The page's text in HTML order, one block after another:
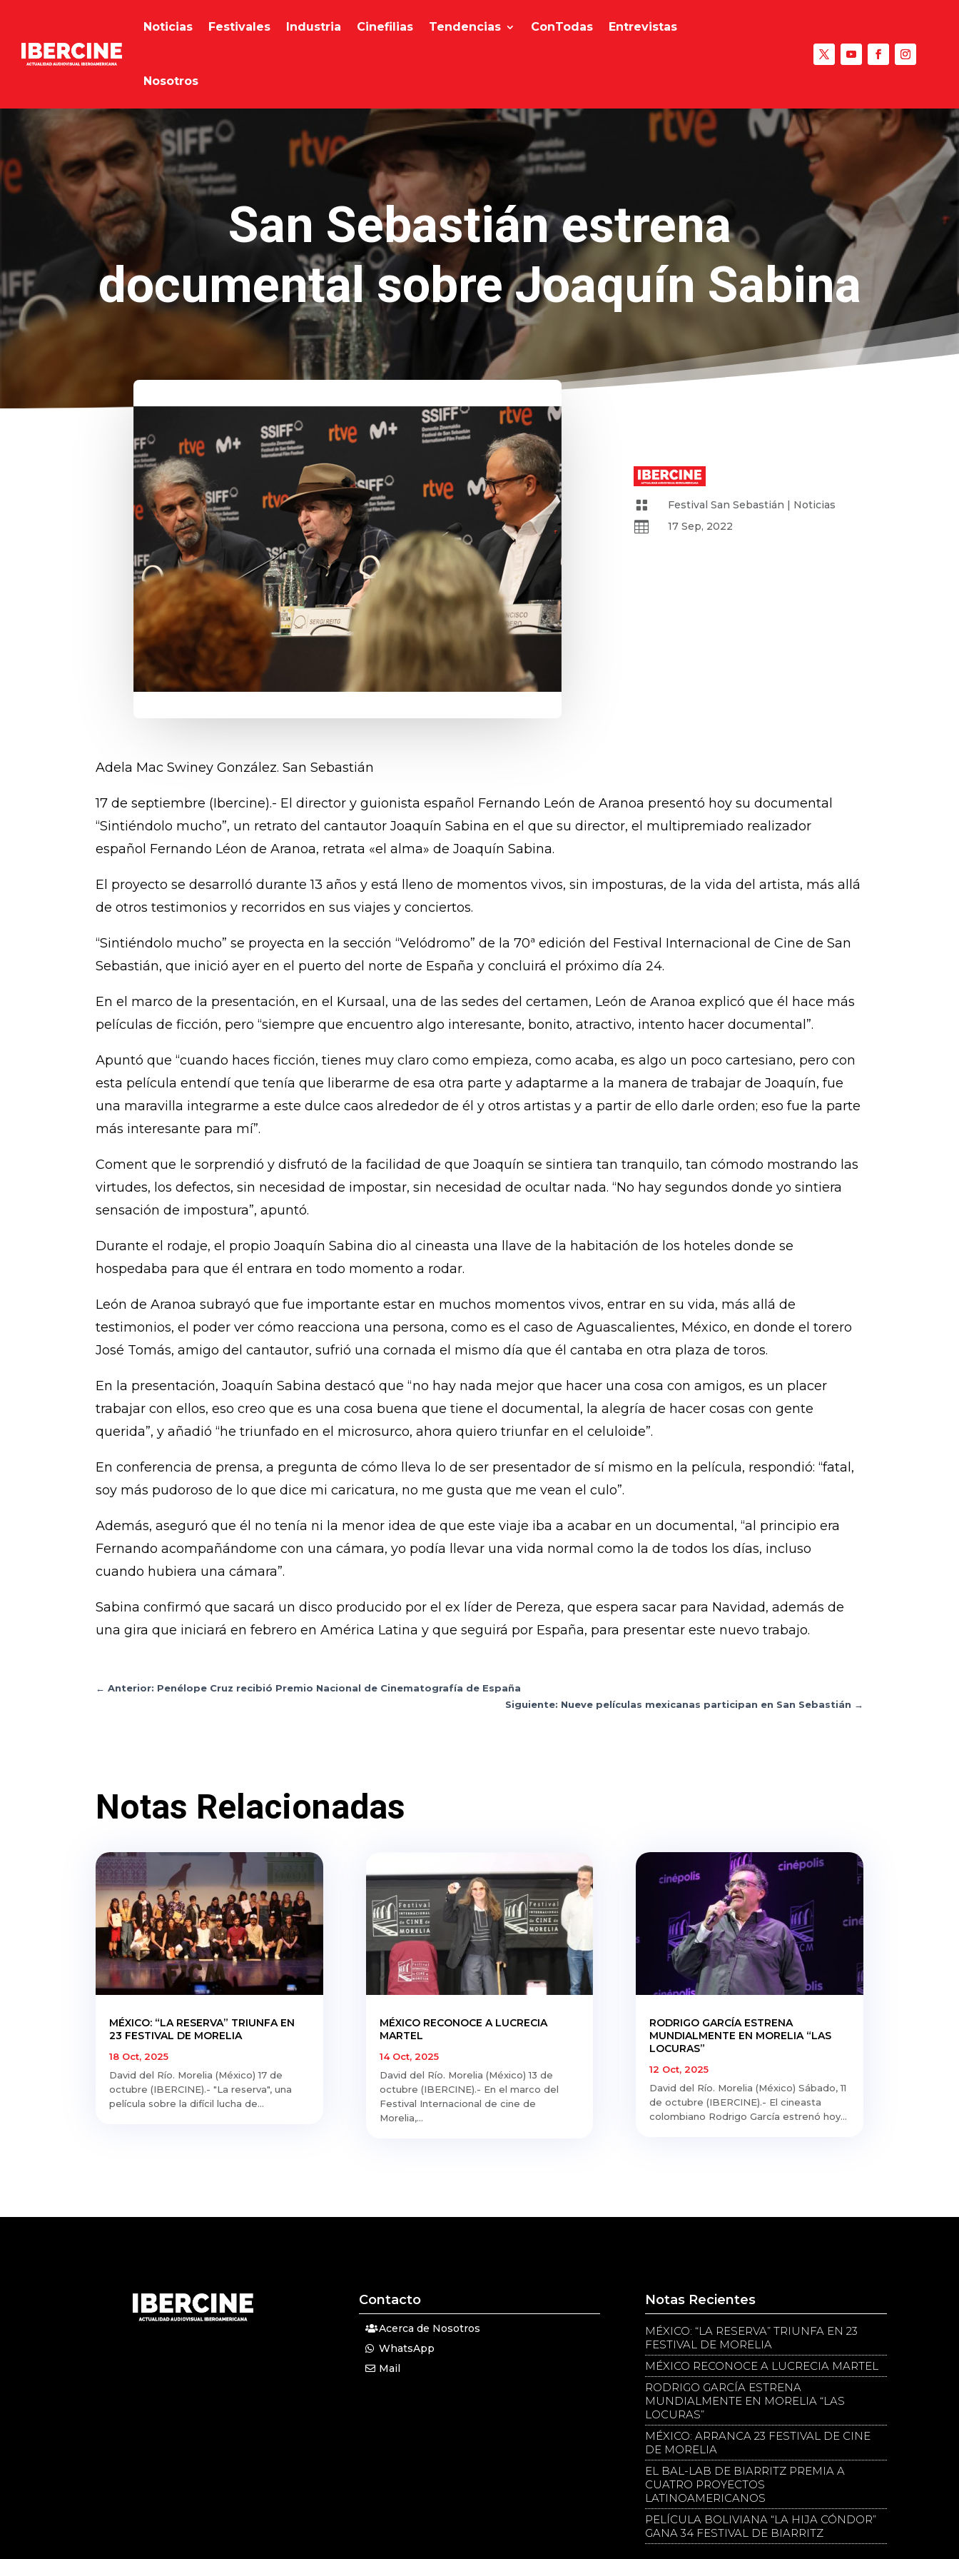
Noticias Festivales Industria Cinefilias Tendencias ConTodas Entrevistas
Nosotros
San Sebastián estrena
documental sobre Joaquín Sabina
 Festival San Sebastián | Noticias
 17 Sep, 2022
Adela Mac Swiney González. San Sebastián
17 de septiembre (Ibercine).- El director y guionista español Fernando León de Aranoa presentó hoy su documental
“Sintiéndolo mucho”, un retrato del cantautor Joaquín Sabina en el que su director, el multipremiado realizador
español Fernando Léon de Aranoa, retrata «el alma» de Joaquín Sabina.
El proyecto se desarrolló durante 13 años y está lleno de momentos vivos, sin imposturas, de la vida del artista, más allá
de otros testimonios y recorridos en sus viajes y conciertos.
“Sintiéndolo mucho” se proyecta en la sección “Velódromo” de la 70ª edición del Festival Internacional de Cine de San
Sebastián, que inició ayer en el puerto del norte de España y concluirá el próximo día 24.
En el marco de la presentación, en el Kursaal, una de las sedes del certamen, León de Aranoa explicó que él hace más
películas de ficción, pero “siempre que encuentro algo interesante, bonito, atractivo, intento hacer documental”.
Apuntó que “cuando haces ficción, tienes muy claro como empieza, como acaba, es algo un poco cartesiano, pero con
esta película entendí que tenía que liberarme de esa otra parte y adaptarme a la manera de trabajar de Joaquín, fue
una maravilla integrarme a este dulce caos alrededor de él y otros artistas y a partir de ello darle orden; eso fue la parte
más interesante para mí”.
Coment que le sorprendió y disfrutó de la facilidad de que Joaquín se sintiera tan tranquilo, tan cómodo mostrando las
virtudes, los defectos, sin necesidad de impostar, sin necesidad de ocultar nada. “No hay segundos donde yo sintiera
sensación de impostura”, apuntó.
Durante el rodaje, el propio Joaquín Sabina dio al cineasta una llave de la habitación de los hoteles donde se
hospedaba para que él entrara en todo momento a rodar.
León de Aranoa subrayó que fue importante estar en muchos momentos vivos, entrar en su vida, más allá de
testimonios, el poder ver cómo reacciona una persona, como es el caso de Aguascalientes, México, en donde el torero
José Tomás, amigo del cantautor, sufrió una cornada el mismo día que él cantaba en otra plaza de toros.
En la presentación, Joaquín Sabina destacó que “no hay nada mejor que hacer una cosa con amigos, es un placer
trabajar con ellos, eso creo que es una cosa buena que tiene el documental, la alegría de hacer cosas con gente
querida”, y añadió “he triunfado en el microsurco, ahora quiero triunfar en el celuloide”.
En conferencia de prensa, a pregunta de cómo lleva lo de ser presentador de sí mismo en la película, respondió: “fatal,
soy más pudoroso de lo que dice mi caricatura, no me gusta que me vean el culo”.
Además, aseguró que él no tenía ni la menor idea de que este viaje iba a acabar en un documental, “al principio era
Fernando acompañándome con una cámara, yo podía llevar una vida normal como la de todos los días, incluso
cuando hubiera una cámara”.
Sabina confirmó que sacará un disco producido por el ex líder de Pereza, que espera sacar para Navidad, además de
una gira que iniciará en febrero en América Latina y que seguirá por España, para presentar este nuevo trabajo.
←Anterior: Penélope Cruz recibió Premio Nacional de Cinematografía de España
Siguiente: Nueve películas mexicanas participan en San Sebastián →
Notas Relacionadas
MÉXICO: “LA RESERVA” TRIUNFA EN
23 FESTIVAL DE MORELIA
18 Oct, 2025
David del Río. Morelia (México) 17 de
octubre (IBERCINE).- "La reserva", una
película sobre la difícil lucha de...
MÉXICO RECONOCE A LUCRECIA
MARTEL
14 Oct, 2025
David del Río. Morelia (México) 13 de
octubre (IBERCINE).- En el marco del
Festival Internacional de cine de
Morelia,...
RODRIGO GARCÍA ESTRENA
MUNDIALMENTE EN MORELIA “LAS
LOCURAS”
12 Oct, 2025
David del Río. Morelia (México) Sábado, 11
de octubre (IBERCINE).- El cineasta
colombiano Rodrigo García estrenó hoy...
Contacto
Acerca de Nosotros
WhatsApp
Mail
Notas Recientes
MÉXICO: “LA RESERVA” TRIUNFA EN 23
FESTIVAL DE MORELIA
MÉXICO RECONOCE A LUCRECIA MARTEL
RODRIGO GARCÍA ESTRENA
MUNDIALMENTE EN MORELIA “LAS
LOCURAS”
MÉXICO: ARRANCA 23 FESTIVAL DE CINE
DE MORELIA
EL BAL-LAB DE BIARRITZ PREMIA A
CUATRO PROYECTOS
LATINOAMERICANOS
PELÍCULA BOLIVIANA “LA HIJA CÓNDOR”
GANA 34 FESTIVAL DE BIARRITZ